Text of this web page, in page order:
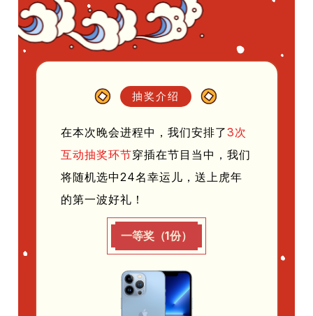
抽奖介绍
在本次晚会进程中，我们安排了3次
互动抽奖环节穿插在节目当中，我们
将随机选中24名幸运儿，送上虎年
的第一波好礼！
一等奖（1份）